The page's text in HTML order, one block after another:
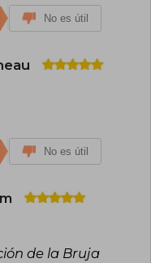
Winnie and Wilbur,
del gato Wilbur en las
formatos, incluyendo
lectores y una serie
No es útil
No es útil
de la Bruja